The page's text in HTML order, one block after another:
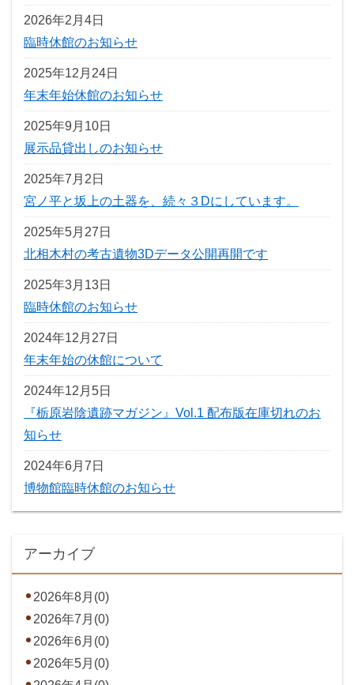
2026年2月4日
臨時休館のお知らせ
2025年12月24日
年末年始休館のお知らせ
2025年9月10日
展示品貸出しのお知らせ
2025年7月2日
宮ノ平と坂上の土器を、続々３Dにしています。
2025年5月27日
北相木村の考古遺物3Dデータ公開再開です
2025年3月13日
臨時休館のお知らせ
2024年12月27日
年末年始の休館について
2024年12月5日
『栃原岩陰遺跡マガジン』Vol.1 配布版在庫切れのお
知らせ
2024年6月7日
博物館臨時休館のお知らせ
アーカイブ
2026年8月(0)
2026年7月(0)
2026年6月(0)
2026年5月(0)